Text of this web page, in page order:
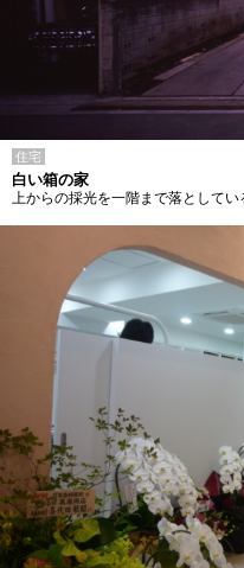
住宅
白い箱の家
上からの採光を一階まで落としてい